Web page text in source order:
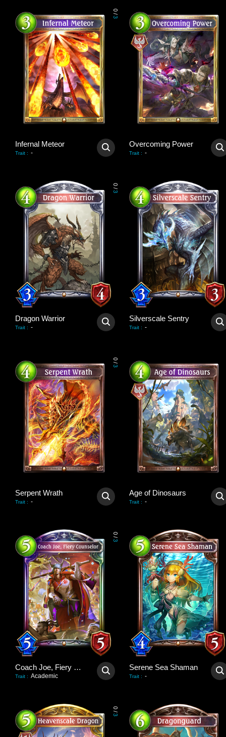
0
/
3
Infernal Meteor
Trait : -
Overcoming Power
Trait : -
0
/
3
Dragon Warrior
Trait : -
Silverscale Sentry
Trait : -
0
/
3
Serpent Wrath
Trait : -
Age of Dinosaurs
Trait : -
0
/
3
Coach Joe, Fiery Counselor
Trait : Academic
Serene Sea Shaman
Trait : -
0
/
3